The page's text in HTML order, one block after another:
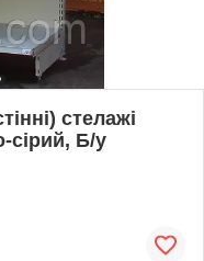
стелажі
сірий, Б/у